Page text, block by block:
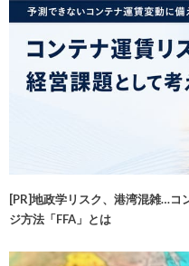
[PR]地政学リスク、港湾混雑…コ
ジ方法「FFA」とは